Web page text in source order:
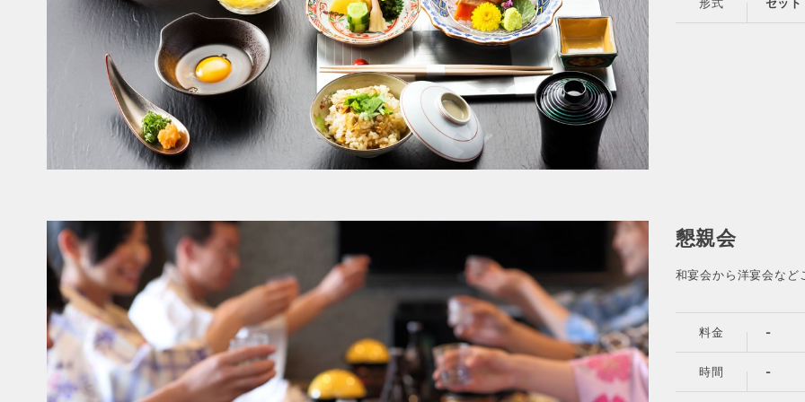
懇親会
和宴会から洋宴会など
料金 -
時間 -